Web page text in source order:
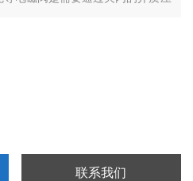
,要求先导压力也不同.其次,要求管
件中的任何一个，先导电磁阀就
联系我们